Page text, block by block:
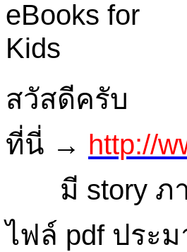
สวัสดีครับ
ที่นี่ → http://
มี story ภา
ไฟล์ pdf ประ